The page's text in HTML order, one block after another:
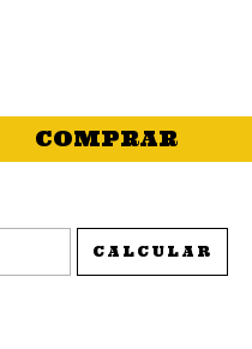
CALCULAR